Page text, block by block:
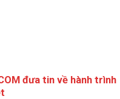
đưa tin về hành trình